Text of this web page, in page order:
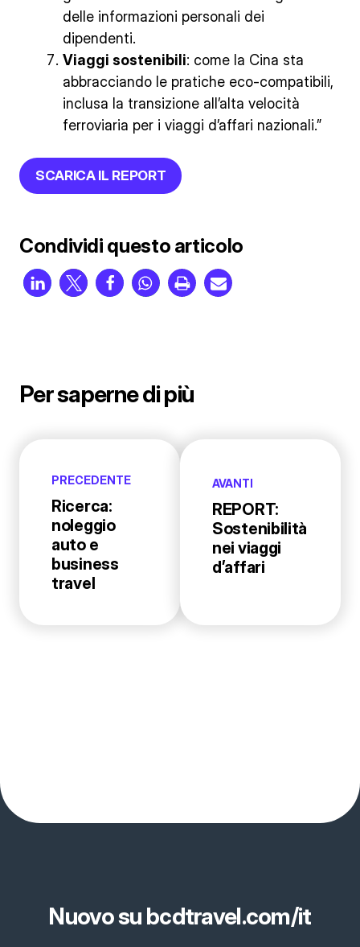
delle informazioni personali dei
dipendenti.
Viaggi sostenibili: come la Cina sta
abbracciando le pratiche eco-compatibili,
inclusa la transizione all’alta velocità
ferroviaria per i viaggi d’affari nazionali.”
SCARICA IL REPORT
Condividi questo articolo
Per saperne di più
PRECEDENTE
Ricerca:
noleggio
auto e
business
travel
AVANTI
REPORT:
Sostenibilità
nei viaggi
d’affari
Nuovo su bcdtravel.com/it